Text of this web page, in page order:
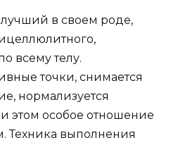
лучший в своем роде,
всему телу.
точки, снимается
нормализуется
особое отношение
Техника выполнения